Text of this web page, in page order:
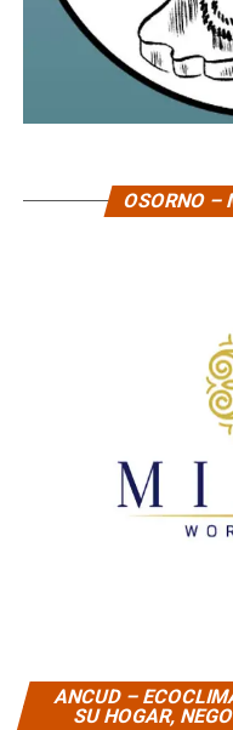
OSORNO –
ANCUD –
SU HOGAR,